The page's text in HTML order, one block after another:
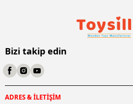
Bizi takip edin
ADRES & İLETİŞİM